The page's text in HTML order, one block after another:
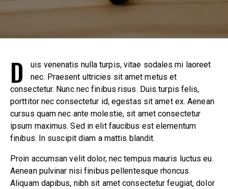
D
uis venenatis nulla turpis, vitae sodales mi laoreet
nec. Praesent ultricies sit amet metus et
consectetur. Nunc nec finibus risus. Duis turpis felis,
porttitor nec consectetur id, egestas sit amet ex. Aenean
cursus quam nec ante molestie, sit amet consectetur
ipsum maximus. Sed in elit faucibus est elementum
finibus. In suscipit diam a mattis blandit.
Proin accumsan velit dolor, nec tempus mauris luctus eu.
Aenean pulvinar nisi finibus pellentesque rhoncus.
Aliquam dapibus, nibh sit amet consectetur feugiat, dolor